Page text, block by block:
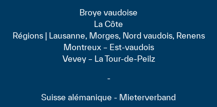
Broye vaudoise
La Côte
Régions | Lausanne, Morges, Nord vaudois, Renens
Montreux – Est-vaudois
Vevey – La Tour-de-Peilz
-
Suisse alémanique - Mieterverband